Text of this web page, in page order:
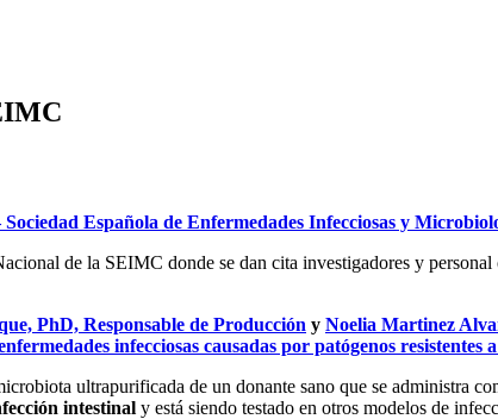
Española de Enfermedades Infecciosas y
de la SEIMC donde se dan cita investigadores y
PhD, Responsable de Producción y Noelia Martinez
infecciosas causadas por patógenos resistentes
ultrapurificada de un donante sano que se administra
intestinal y está siendo testado en otros modelos de